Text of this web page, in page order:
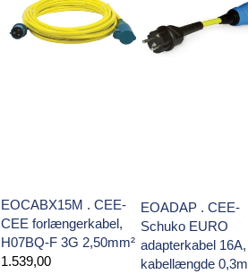
EOCABX15M . CEE-
CEE forlængerkabel,
H07BQ-F 3G 2,50mm²
1.539,00
EOADAP . CEE-
Schuko EURO
adapterkabel 16A,
kabellængde 0,3m